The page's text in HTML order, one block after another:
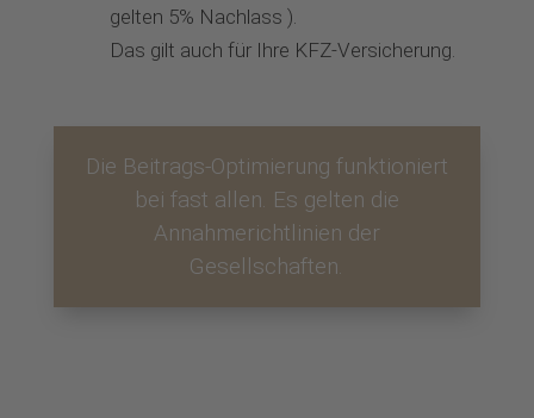
gelten 5% Nachlass ).
Das gilt auch für Ihre KFZ-Versicherung.
Die Beitrags-Optimierung funktioniert
bei fast allen. Es gelten die
Annahmerichtlinien der
Gesellschaften.